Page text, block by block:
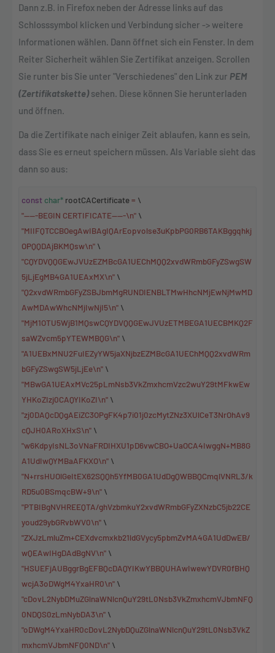
Dann z.B. in Firefox neben der Adresse links auf das
Schlosssymbol klicken und Verbindung sicher -> weitere
Informationen wählen. Dann öffnet sich ein Fenster. In dem
Reiter Sicherheit wählen Sie Zertifikat anzeigen. Scrollen
Sie runter bis Sie unter "Verschiedenes" den Link zur PEM
(Zertifikatskette) sehen. Diese können Sie herunterladen
und öffnen.
Da die Zertifikate nach einiger Zeit ablaufen, kann es sein,
dass Sie es erneut speichern müssen. Als Variable sieht das
dann so aus:
const char* rootCACertificate= \
"-----BEGIN CERTIFICATE-----\n" \
"MIIFQTCCBOegAwIBAgIQArEopvolse3uKpbPG0RB6TAKBggqhkj
OPQQDAjBKMQsw\n" \
"CQYDVQQGEwJVUzEZMBcGA1UEChMQQ2xvdWRmbGFyZSwgSW
5jLjEgMB4GA1UEAxMX\n" \
"Q2xvdWRmbGFyZSBJbmMgRUNDIENBLTMwHhcNMjEwNjMwMD
AwMDAwWhcNMjIwNjI5\n" \
"MjM1OTU5WjB1MQswCQYDVQQGEwJVUzETMBEGA1UECBMKQ2F
saWZvcm5pYTEWMBQG\n" \
"A1UEBxMNU2FuIEZyYW5jaXNjbzEZMBcGA1UEChMQQ2xvdWRm
bGFyZSwgSW5jLjEe\n" \
"MBwGA1UEAxMVc25pLmNsb3VkZmxhcmVzc2wuY29tMFkwEw
YHKoZIzj0CAQYIKoZI\n" \
"zj0DAQcDQgAEiZC3OPgFK4p7i01j0zcMytZNz3XUlCeT3NrOhAv9
cQJH0ARoXHxS\n" \
"w6KdpyIsNL3oVNaFRDIHXU1pD6vwCBO+UaOCA4IwggN+MB8G
A1UdIwQYMBaAFKXO\n" \
"N+rrsHUOlGeItEX62SQQh5YfMB0GA1UdDgQWBBQCmqlVNRL3/k
RD5u0BSmqcBW+9\n" \
"PTBIBgNVHREEQTA/ghVzbmkuY2xvdWRmbGFyZXNzbC5jb22CE
youd29ybGRvbWV0\n" \
"ZXJzLmluZm+CEXdvcmxkb21ldGVycy5pbmZvMA4GA1UdDwEB/
wQEAwIHgDAdBgNV\n" \
"HSUEFjAUBggrBgEFBQcDAQYIKwYBBQUHAwIwewYDVR0fBHQ
wcjA3oDWgM4YxaHR0\n" \
"cDovL2NybDMuZGlnaWNlcnQuY29tL0Nsb3VkZmxhcmVJbmNFQ
0NDQS0zLmNybDA3\n" \
"oDWgM4YxaHR0cDovL2NybDQuZGlnaWNlcnQuY29tL0Nsb3VkZ
mxhcmVJbmNFQ0ND\n" \